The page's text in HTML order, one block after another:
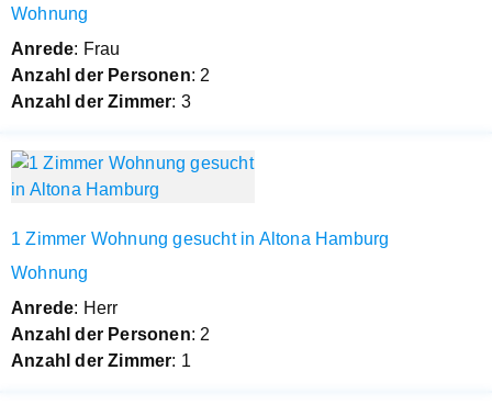
Wohnung
Anrede: Frau
Anzahl der Personen: 2
Anzahl der Zimmer: 3
1 Zimmer Wohnung gesucht in Altona Hamburg
Wohnung
Anrede: Herr
Anzahl der Personen: 2
Anzahl der Zimmer: 1